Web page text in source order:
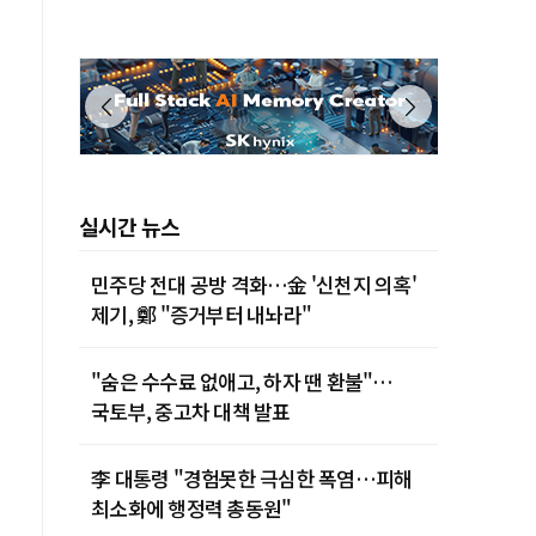
실시간 뉴스
민주당 전대 공방 격화…金 '신천지 의혹'
제기, 鄭 "증거부터 내놔라"
"숨은 수수료 없애고, 하자 땐 환불"…
국토부, 중고차 대책 발표
李 대통령 "경험못한 극심한 폭염…피해
최소화에 행정력 총동원"